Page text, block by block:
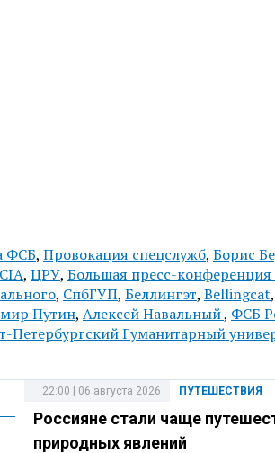
ФСБ, Провокация спецслужб, Борис
CIA, ЦРУ, Большая пресс-
, СпбГУП, Беллингэт, Bellingcat,
Путин, Алексей Навальный, ФСБ
Петербургский Гуманитарный
ПУТЕШЕСТВИЯ
22:00 | 06 августа 2026
Россияне стали чаще
природных явлений